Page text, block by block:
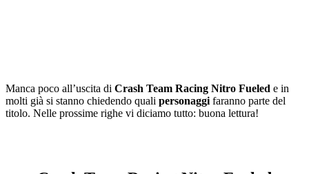
Manca poco all’uscita di Crash Team Racing Nitro Fueled e in
molti già si stanno chiedendo quali personaggi faranno parte del
titolo. Nelle prossime righe vi diciamo tutto: buona lettura!